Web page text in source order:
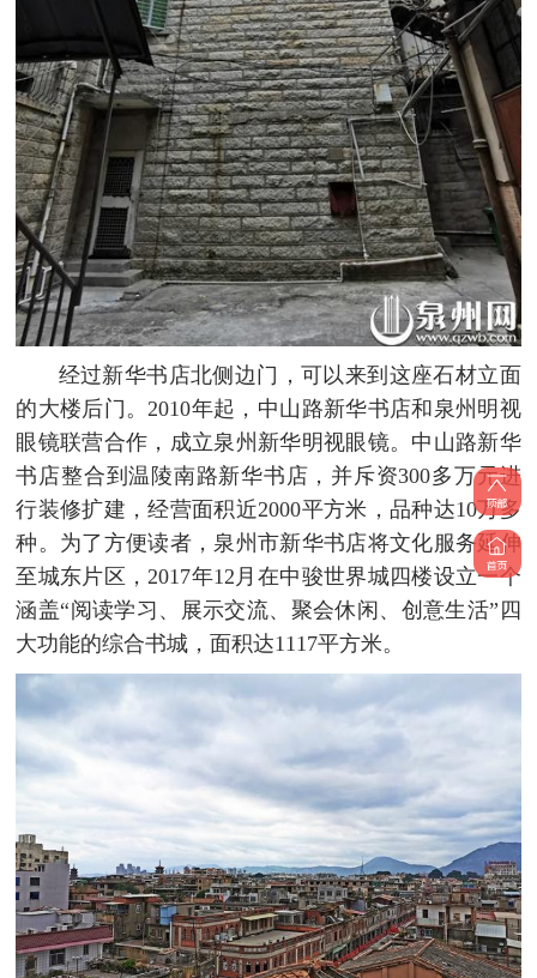
经过新华书店北侧边门，可以来到这座石材立面
的大楼后门。2010年起，中山路新华书店和泉州明视
眼镜联营合作，成立泉州新华明视眼镜。中山路新华
书店整合到温陵南路新华书店，并斥资300多万元进
行装修扩建，经营面积近2000平方米，品种达10万多
种。为了方便读者，泉州市新华书店将文化服务延伸
至城东片区，2017年12月在中骏世界城四楼设立一个
涵盖“阅读学习、展示交流、聚会休闲、创意生活”四
大功能的综合书城，面积达1117平方米。